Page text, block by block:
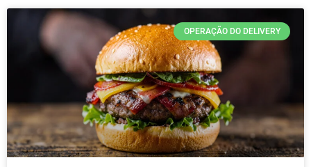
OPERAÇÃO DO DELIVERY